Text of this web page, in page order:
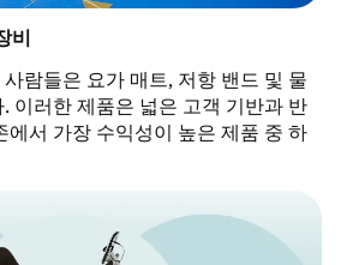
비
람들은 요가 매트, 저항 밴드 및 물
이러한 제품은 넓은 고객 기반과 반
에서 가장 수익성이 높은 제품 중 하